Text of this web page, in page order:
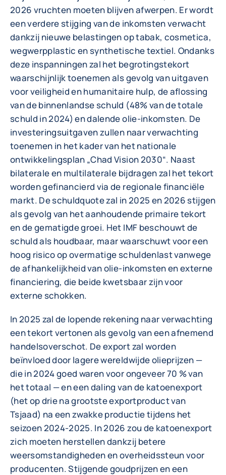
2026 vruchten moeten blijven afwerpen. Er wordt
een verdere stijging van de inkomsten verwacht
dankzij nieuwe belastingen op tabak, cosmetica,
wegwerpplastic en synthetische textiel. Ondanks
deze inspanningen zal het begrotingstekort
waarschijnlijk toenemen als gevolg van uitgaven
voor veiligheid en humanitaire hulp, de aflossing
van de binnenlandse schuld (48% van de totale
schuld in 2024) en dalende olie-inkomsten. De
investeringsuitgaven zullen naar verwachting
toenemen in het kader van het nationale
ontwikkelingsplan „Chad Vision 2030“. Naast
bilaterale en multilaterale bijdragen zal het tekort
worden gefinancierd via de regionale financiële
markt. De schuldquote zal in 2025 en 2026 stijgen
als gevolg van het aanhoudende primaire tekort
en de gematigde groei. Het IMF beschouwt de
schuld als houdbaar, maar waarschuwt voor een
hoog risico op overmatige schuldenlast vanwege
de afhankelijkheid van olie-inkomsten en externe
financiering, die beide kwetsbaar zijn voor
externe schokken.
In 2025 zal de lopende rekening naar verwachting
een tekort vertonen als gevolg van een afnemend
handelsoverschot. De export zal worden
beïnvloed door lagere wereldwijde olieprijzen —
die in 2024 goed waren voor ongeveer 70 % van
het totaal — en een daling van de katoenexport
(het op drie na grootste exportproduct van
Tsjaad) na een zwakke productie tijdens het
seizoen 2024-2025. In 2026 zou de katoenexport
zich moeten herstellen dankzij betere
weersomstandigheden en overheidssteun voor
producenten. Stijgende goudprijzen en een